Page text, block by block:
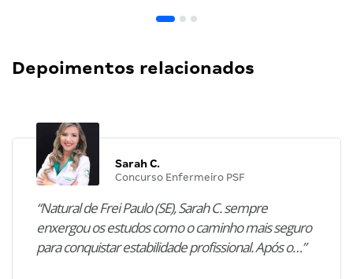
Depoimentos relacionados
Sarah C.
Concurso Enfermeiro PSF
“Natural de Frei Paulo (SE), Sarah C. sempre
enxergou os estudos como o caminho mais seguro
para conquistar estabilidade profissional. Após o…”